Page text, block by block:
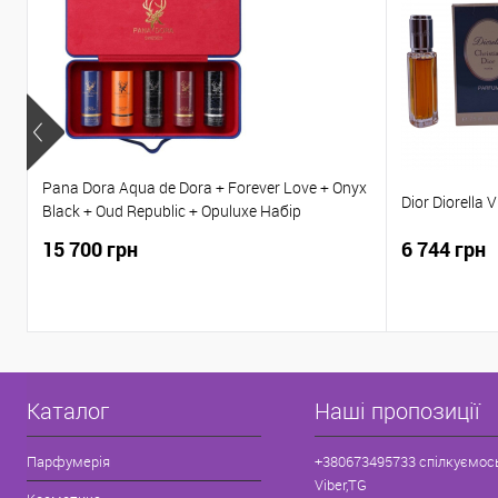
Pana Dora Aqua de Dora + Forever Love + Onyx
Black + Oud Republic + Opuluxe Набір
15 700 грн
Dior Diorella
6 744 грн
Каталог
Парфумерія
Наші пропозиції
+380673495733
Viber,TG